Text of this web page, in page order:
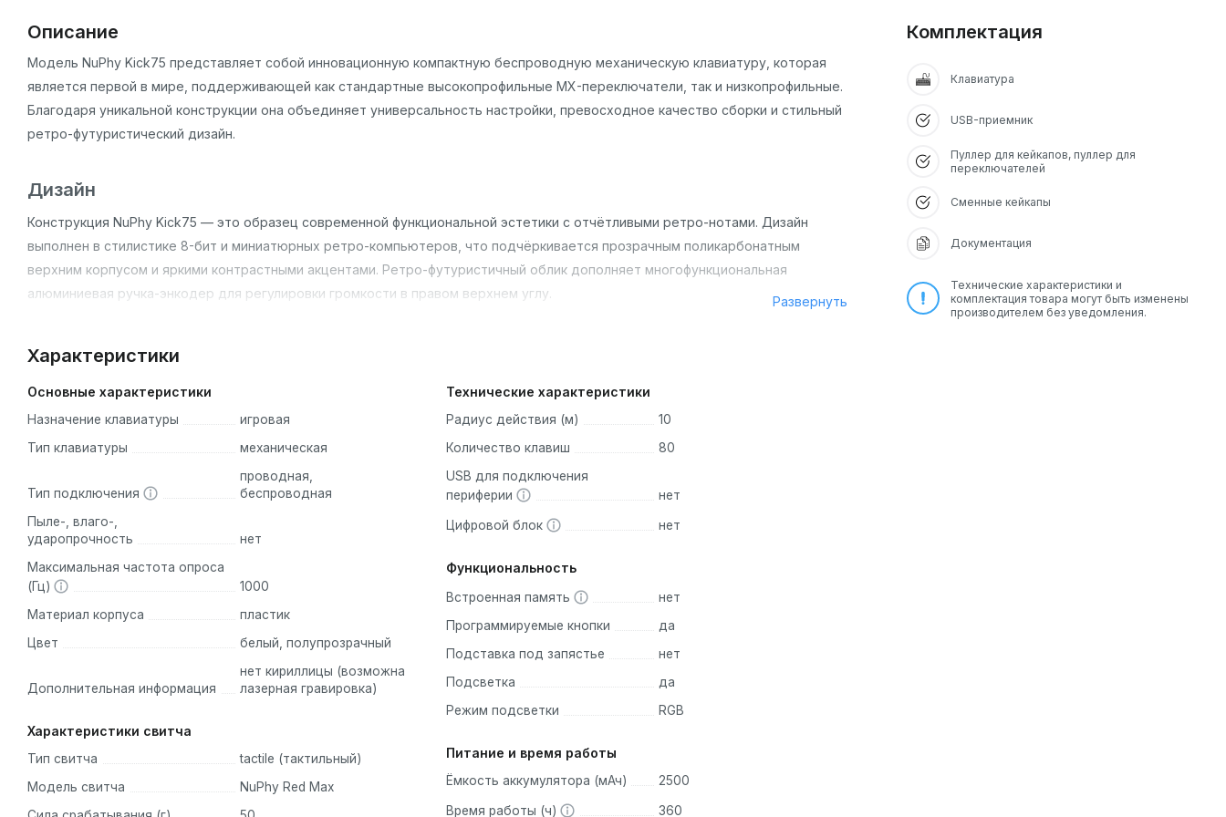
Описание
Модель NuPhy Kick75 представляет собой инновационную компактную беспроводную механическую клавиатуру, которая
является первой в мире, поддерживающей как стандартные высокопрофильные MX-переключатели, так и низкопрофильные.
Благодаря уникальной конструкции она объединяет универсальность настройки, превосходное качество сборки и стильный
ретро-футуристический дизайн.
Дизайн
Конструкция NuPhy Kick75 — это образец современной функциональной эстетики с отчётливыми ретро-нотами. Дизайн
выполнен в стилистике 8-бит и миниатюрных ретро-компьютеров, что подчёркивается прозрачным поликарбонатным
верхним корпусом и яркими контрастными акцентами. Ретро-футуристичный облик дополняет многофункциональная
алюминиевая ручка-энкодер для регулировки громкости в правом верхнем углу.
версии — 333 × 143.3 × 28.9 мм, вес — 877 г. Доступны универсальные чёрный и белый цвета, а также привлекательные
розовый и другие варианты.
пользователь может выбрать оптимальную высоту клавиатуры под свои предпочтения и анатомию. Низкопрофильная версия
снижает нагрузку на запястья, позволяя обходиться без подставки, в то время как высокопрофильная может потребовать её
использования для максимального комфорта. Двухступенчатые выдвижные ножки обеспечивают два угла наклона — 6 и 12
градусов.
Клавиатура поддерживает проводное подключение через USB-C (кабель 1.5 м входит в комплект), беспроводное 2.4 ГГц
через адаптер и Bluetooth 5.0, позволяя подключаться до 5 устройств одновременно. Высокопрофильная версия
комплектуется PBT-кейкапами профиля mSA, низкопрофильная — PBT-кейкапами профиля nSA.
Основные особенности
Техническое превосходство NuPhy Kick75 базируется на инновационной конструкции, позволяющей использовать как
стандартные MX-переключатели, так и низкопрофильные.
Уникальная конструкция High & Low Profile:Главная особенность модели — возможность использования как
стандартных высокопрофильных (Max) MX-переключателей, так и низкопрофильных (nano) переключателей в одной и той же
клавиатуре. Поддерживаются любые 3- и 5-пиновые MX-переключатели, что открывает безграничные возможности для
Развернуть
Характеристики
Основные характеристики
Назначение клавиатуры
игровая
Тип клавиатуры
механическая
Тип подключения
проводная,
беспроводная
Пыле-, влаго-,
ударопрочность
нет
Максимальная частота опроса
(Гц)
1000
Материал корпуса
пластик
Цвет
белый, полупрозрачный
Дополнительная информация
нет кириллицы (возможна
лазерная гравировка)
Характеристики свитча
Тип свитча
tactile (тактильный)
Модель свитча
NuPhy Red Max
Технические характеристики
Радиус действия (м)
10
Количество клавиш
80
USB для подключения
периферии
нет
Цифровой блок нет
Функциональность
Встроенная память
нет
Программируемые кнопки
да
Подставка под запястье
нет
Подсветка
да
Режим подсветки
RGB
Питание и время работы
Ёмкость аккумулятора (мАч) 2500
Время работы (ч) 360
Комплектация
Клавиатура
USB-приемник
Пуллер для кейкапов, пуллер для
переключателей
Сменные кейкапы
Документация
Технические характеристики и
комплектация товара могут быть изменены
производителем без уведомления.